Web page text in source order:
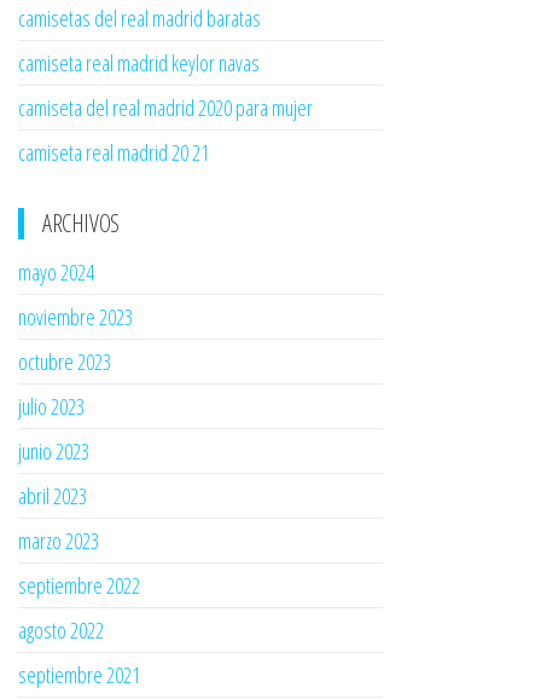
camisetas del real madrid baratas
camiseta real madrid keylor navas
camiseta del real madrid 2020 para mujer
camiseta real madrid 20 21
ARCHIVOS
mayo 2024
noviembre 2023
octubre 2023
julio 2023
junio 2023
abril 2023
marzo 2023
septiembre 2022
agosto 2022
septiembre 2021